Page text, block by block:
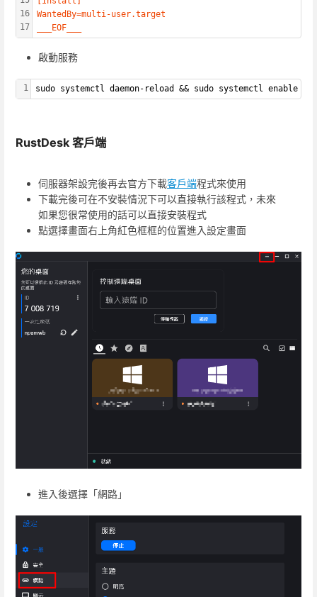
16
17
WantedBy=multi-user.target
___EOF___
啟動服務
1 sudo systemctl daemon-reload && sudo systemctl enable --
RustDesk 客戶端
伺服器架設完後再去官方下載客戶端程式來使用
下載完後可在不安裝情況下可以直接執行該程式，未來
如果您很常使用的話可以直接安裝程式
點選擇畫面右上角紅色框框的位置進入設定畫面
進入後選擇「網路」